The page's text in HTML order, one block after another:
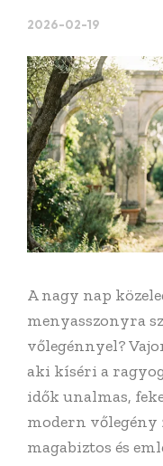
2026-02-19
A nagy nap
menyasszonyra
vőlegénnyel?
aki kíséri a
idők unalmas,
modern vőlegény
magabiztos és